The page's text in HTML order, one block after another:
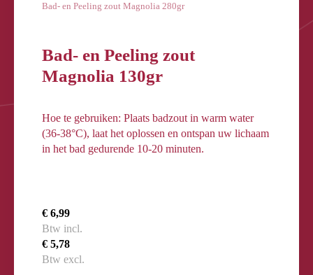
Bad- en Peeling zout Magnolia 280gr
Bad- en Peeling zout
Magnolia 130gr
Hoe te gebruiken: Plaats badzout in warm water
(36-38°C), laat het oplossen en ontspan uw lichaam
in het bad gedurende 10-20 minuten.
€ 6,99
Btw incl.
€ 5,78
Btw excl.